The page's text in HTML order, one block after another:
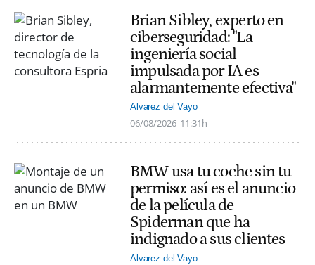
Brian Sibley, experto en
ciberseguridad: "La
ingeniería social
impulsada por IA es
alarmantemente efectiva"
Alvarez del Vayo
06/08/2026 11:31h
BMW usa tu coche sin tu
permiso: así es el anuncio
de la película de
Spiderman que ha
indignado a sus clientes
Alvarez del Vayo